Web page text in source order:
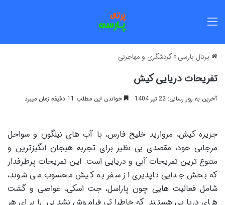
پرتال پارسی »گردشگری و مهاجرتی
تفریحات دریایی کیش
آخرین به روز رسانی: 22 تیر 1404 خواندن این مطلب 11 دقیقه زمان میبرد
جزیره کیش، مروارید خلیج فارس، با آب های نیلگون و سواحل
مرجانی خود، مقصدی بی نظیر برای تجربه هیجان انگیزترین و
متنوع ترین تفریحات آبی و دریایی است. این تفریحات پرطرفدار
که بخش جدایی ناپذیری از سفر به کیش محسوب می شوند،
شامل فعالیت هایی چون پاراسل، جت اسکی، غواصی و گشت
های دریایی هستند که خاطراتی فراموش نشدنی را برای هر